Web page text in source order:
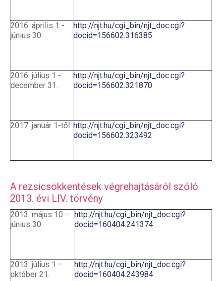
2016. április 1 -
június 30.
http://njt.hu/cgi_bin/njt_doc.cgi?
docid=156602.316385
2016. július 1 -
december 31.
http://njt.hu/cgi_bin/njt_doc.cgi?
docid=156602.321870
2017. január 1-től http://njt.hu/cgi_bin/njt_doc.cgi?
docid=156602.323492
A rezsicsökkentések végrehajtásáról szóló
2013. évi LIV. törvény
2013. május 10 –
június 30.
http://njt.hu/cgi_bin/njt_doc.cgi?
docid=160404.241374
2013. július 1 –
október 21.
http://njt.hu/cgi_bin/njt_doc.cgi?
docid=160404.243984